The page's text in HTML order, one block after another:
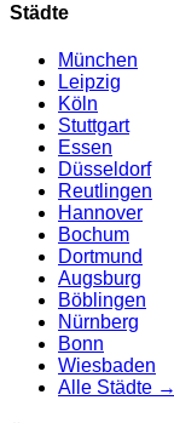
Städte
München
Leipzig
Köln
Stuttgart
Essen
Düsseldorf
Reutlingen
Hannover
Bochum
Dortmund
Augsburg
Böblingen
Nürnberg
Bonn
Wiesbaden
Alle Städte →